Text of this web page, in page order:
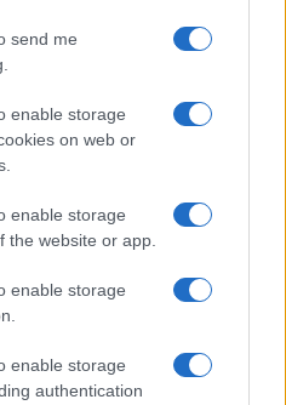
send me
enable storage
on web or
enable storage
the website or app.
enable storage
enable storage
authentication